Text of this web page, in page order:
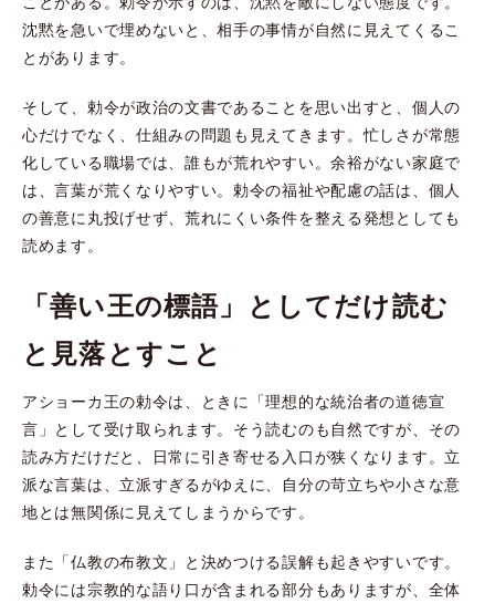
沈黙を急いで埋めないと、相手の事情が自然に見えてくるこ
とがあります。
そして、勅令が政治の文書であることを思い出すと、個人の
心だけでなく、仕組みの問題も見えてきます。忙しさが常態
化している職場では、誰もが荒れやすい。余裕がない家庭で
は、言葉が荒くなりやすい。勅令の福祉や配慮の話は、個人
の善意に丸投げせず、荒れにくい条件を整える発想としても
読めます。
「善い王の標語」としてだけ読む
と見落とすこと
アショーカ王の勅令は、ときに「理想的な統治者の道徳宣
言」として受け取られます。そう読むのも自然ですが、その
読み方だけだと、日常に引き寄せる入口が狭くなります。立
派な言葉は、立派すぎるがゆえに、自分の苛立ちや小さな意
地とは無関係に見えてしまうからです。
また「仏教の布教文」と決めつける誤解も起きやすいです。
勅令には宗教的な語り口が含まれる部分もありますが、全体